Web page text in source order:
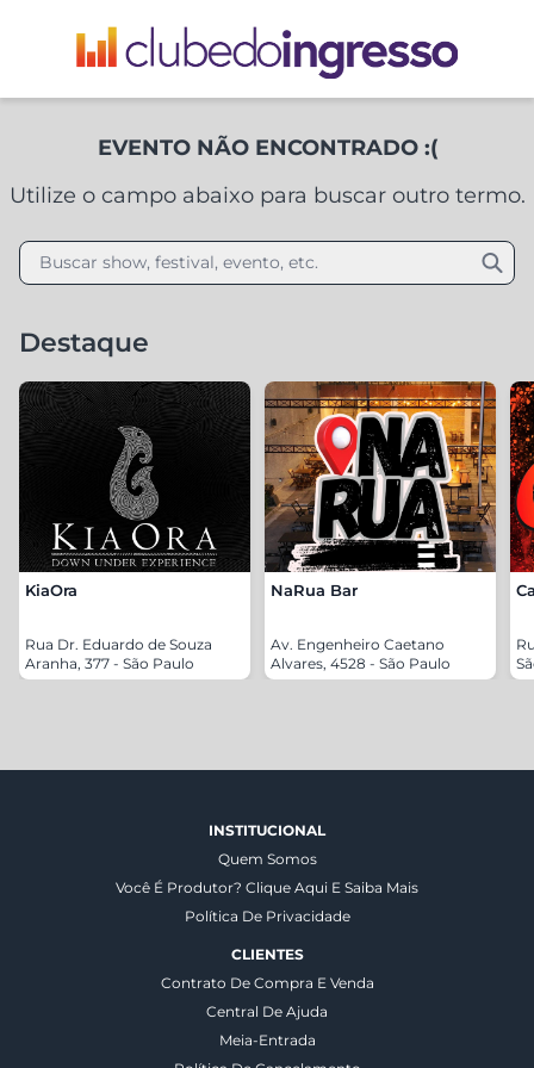
EVENTO NÃO ENCONTRADO :(
Utilize o campo abaixo para buscar outro termo.
Buscar show, festival, evento, etc.
Destaque
KiaOra
Rua Dr. Eduardo de Souza
Aranha, 377 - São Paulo
NaRua Bar
Av. Engenheiro Caetano
Alvares, 4528 - São Paulo
INSTITUCIONAL
Quem Somos
Você É Produtor? Clique Aqui E Saiba Mais
Política De Privacidade
CLIENTES
Contrato De Compra E Venda
Central De Ajuda
Meia-Entrada